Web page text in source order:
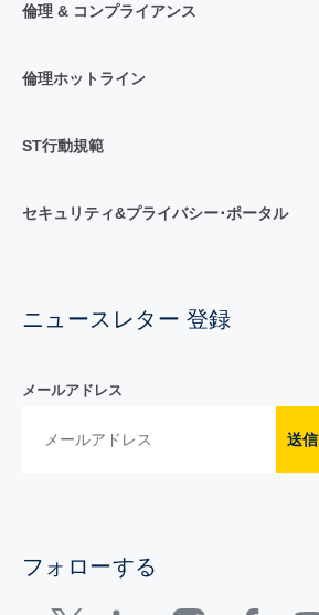
倫理 & コンプライアンス
倫理ホットライン
ST行動規範
セキュリティ&プライバシー･ポータル
ニュースレター 登録
メールアドレス
送信
フォローする